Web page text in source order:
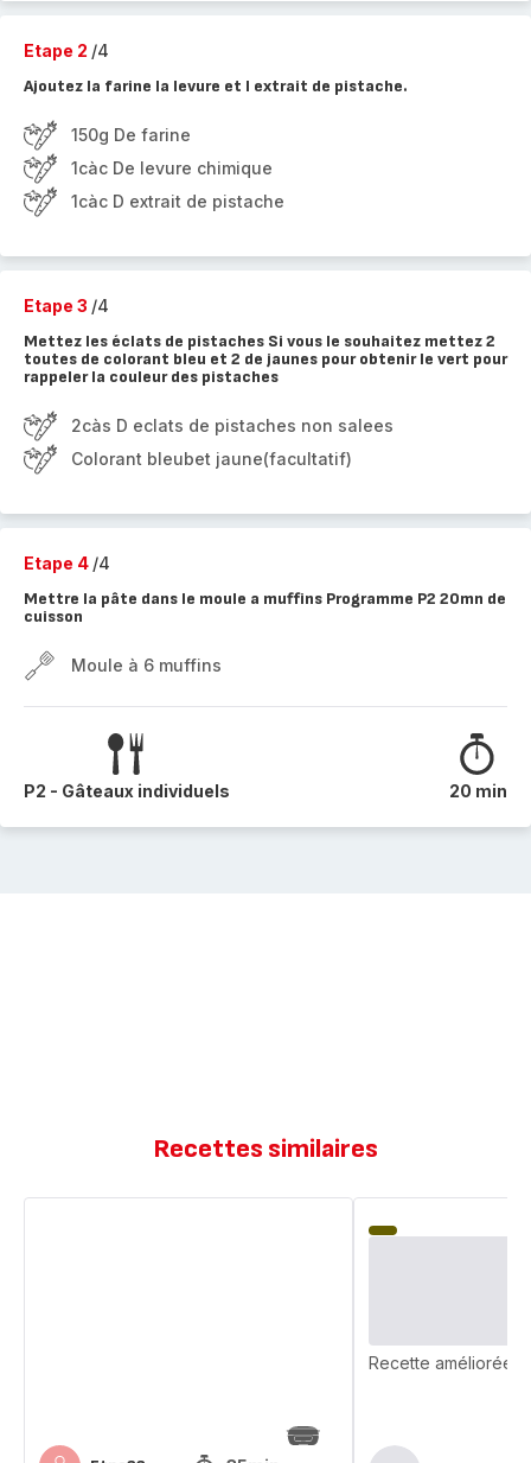
Etape 2 /4
Ajoutez la farine la levure et l extrait de pistache.
150g De farine
1càc De levure chimique
1càc D extrait de pistache
Etape 3 /4
Mettez les éclats de pistaches Si vous le souhaitez mettez 2
toutes de colorant bleu et 2 de jaunes pour obtenir le vert pour
rappeler la couleur des pistaches
2càs D eclats de pistaches non salees
Colorant bleubet jaune(facultatif)
Etape 4 /4
Mettre la pâte dans le moule a muffins Programme P2 20mn de
cuisson
Moule à 6 muffins
P2 - Gâteaux individuels 20 min
Recettes similaires
Recette améliorée